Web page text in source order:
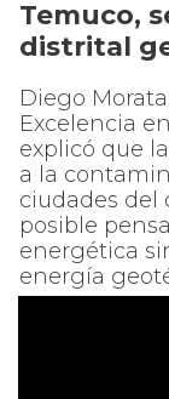
Temuco,
distrital
Diego
Excelencia
explicó que
a la
ciudades del
posible
energética
energía